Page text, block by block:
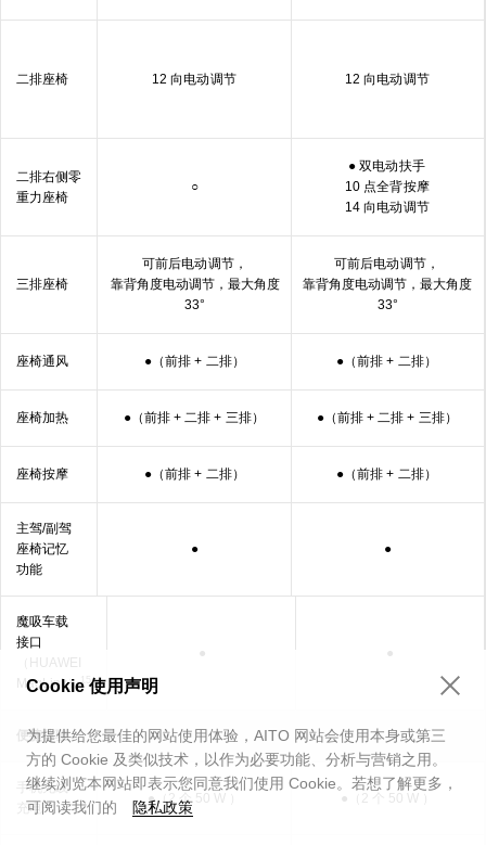
二排座椅 12 向电动调节 12 向电动调节
二排右侧零
重力座⁠椅
○
● 双电动扶手
10 点全背按摩
14 向电动调节
三排座椅
可前后电动调节，
靠背角度电动调节，最大角度
33°
可前后电动调节，
靠背角度电动调节，最大角度
33°
座椅通风 ●（前排 + 二排） ●（前排 + 二排）
座椅加热 ●（前排 + 二排 + 三排） ●（前排 + 二排 + 三排）
座椅按摩 ●（前排 + 二排） ●（前排 + 二排）
主驾/副驾
座椅记忆
功能
● ●
魔吸车载
接口
（HUAWEI
MagLink）
● ●
便捷体验
手机无线
充⁠电
16 ●（2 个 50 W ） ●（2 个 50 W ）
Cookie 使用声明
为提供给您最佳的网站使用体验，AITO 网站会使用本身或第三
方的 Cookie 及类似技术，以作为必要功能、分析与营销之用。
继续浏览本网站即表示您同意我们使用 Cookie。若想了解更多，
可阅读我们的
隐私政策